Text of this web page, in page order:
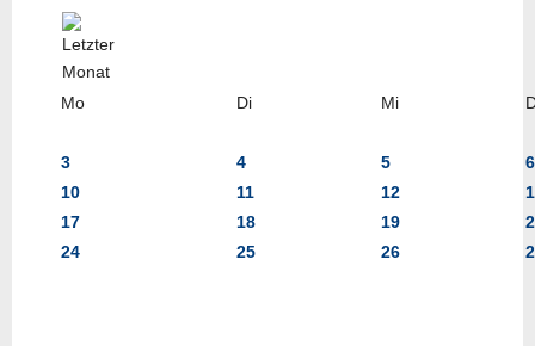
Mo Di Mi
3 4 5
6
10
11 12
17
18 19
24
25 26